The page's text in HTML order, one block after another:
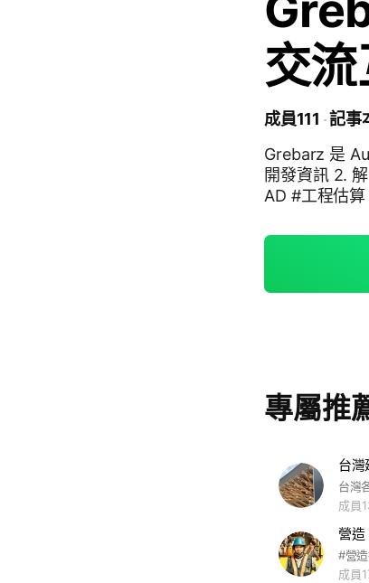
交
成員111 記事
Grebarz 是
開發資訊 2. 解決操作
AD #工程估
專屬推
台灣
成員
營造
#營
成員